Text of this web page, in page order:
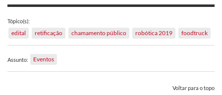
Tópico(s):
edital retificação chamamento público robótica 2019 foodtruck
Assunto: Eventos
Voltar para o topo